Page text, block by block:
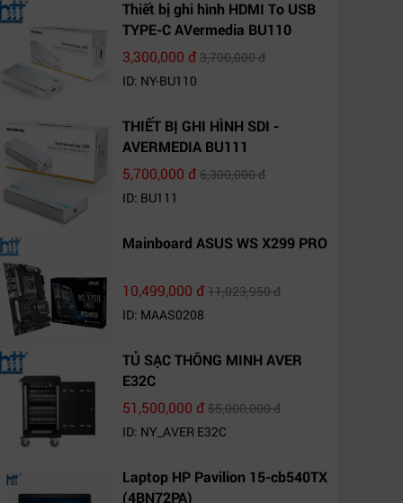
Thiết bị ghi hình HDMI To USB
TYPE-C AVermedia BU110
3,300,000 đ3,700,000 đ
ID: NY-BU110
THIẾT BỊ GHI HÌNH SDI -
AVERMEDIA BU111
5,700,000 đ6,300,000 đ
ID: BU111
Mainboard ASUS WS X299 PRO
10,499,000 đ11,023,950 đ
ID: MAAS0208
TỦ SẠC THÔNG MINH AVER
E32C
51,500,000 đ55,000,000 đ
ID: NY_AVER E32C
Laptop HP Pavilion 15-cb540TX
(4BN72PA)